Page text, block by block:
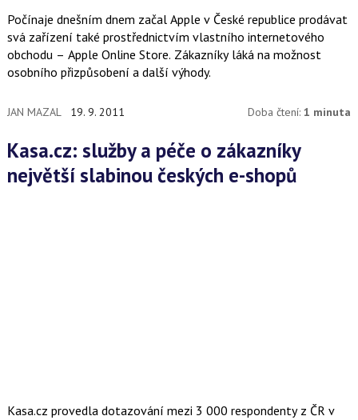
Počínaje dnešním dnem začal Apple v České republice prodávat
svá zařízení také prostřednictvím vlastního internetového
obchodu – Apple Online Store. Zákazníky láká na možnost
osobního přizpůsobení a další výhody.
JAN MAZAL 19. 9. 2011 Doba čtení:1 minuta
Kasa.cz: služby a péče o zákazníky
největší slabinou českých e-shopů
Kasa.cz provedla dotazování mezi 3 000 respondenty z ČR v